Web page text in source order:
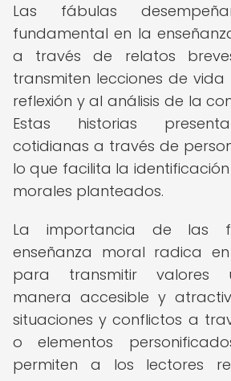
Las fábulas
fundamental en la
a través de relatos
transmiten lecciones de
reflexión y al análisis de la
Estas historias
cotidianas a través de
lo que facilita la
morales planteados.
La importancia de las
enseñanza moral radica
para transmitir valores
manera accesible y
situaciones y conflictos a
o elementos
permiten a los lectores